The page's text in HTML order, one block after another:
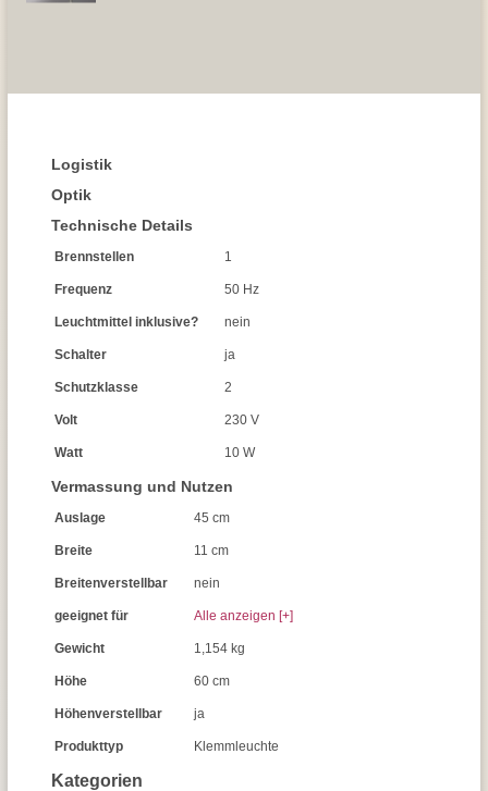
Kategorien
Logistik
Optik
Technische Details
Brennstellen 1
Frequenz 50 Hz
Leuchtmittel inklusive? nein
Schalter ja
Schutzklasse 2
Volt 230 V
Watt 10 W
Vermassung und Nutzen
Auslage 45 cm
Breite 11 cm
Breitenverstellbar nein
geeignet für Alle anzeigen [+]
Gewicht 1,154 kg
Höhe 60 cm
Höhenverstellbar ja
Produkttyp Klemmleuchte